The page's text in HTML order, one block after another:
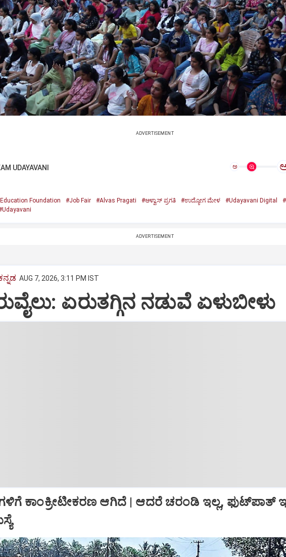
ADVERTISEMENT
UDAYAVANI ಅ
Foundation #Job Fair #Alvas Pragati #ಆಳ್ವಾಸ್‌ ಪ್ರಗತಿ #ಉದ್ಯೋಗ ಮೇಳ #Udayavani Digital
ADVERTISEMENT
AUG 7, 2026, 3:11 PM IST
ಏರುತಗ್ಗಿನ ನಡುವೆ ಏಳುಬೀಳು
ಕಾಂಕ್ರೀಟೀಕರಣ ಆಗಿದೆ | ಆದರೆ ಚರಂಡಿ ಇಲ್ಲ, ಫುಟ್‌ಪಾತ್‌